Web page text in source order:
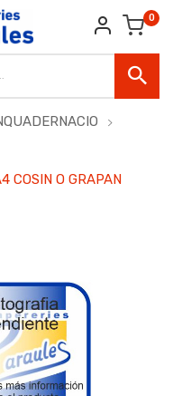
0
COSIN O GRAPAN